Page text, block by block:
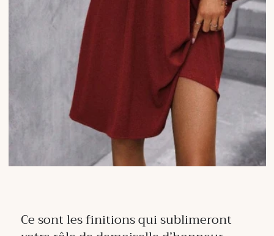
Ce sont les finitions qui sublimeront